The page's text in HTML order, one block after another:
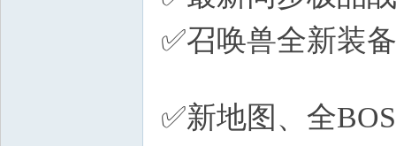
✅召唤兽全新装
✅新地图、全